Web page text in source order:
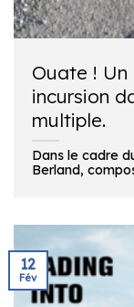
Ouate ! Un
incursion
multiple.
Dans le cadre
Berland,
12
Fév